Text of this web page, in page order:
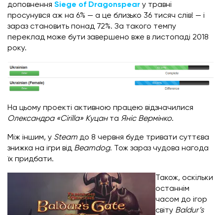
доповнення Siege of Dragonspear у травні
просунувся аж на 6% — а це близько 36 тисяч слів! — і
зараз становить понад 72%. За такого темпу
переклад може бути завершено вже в листопаді 2018
року.
На цьому проекті активною працею відзначилися
Олександра «Cirilla» Куцан та Яніс Вермінко.
Між іншим, у Steam до 8 червня буде тривати суттєва
знижка на ігри від Beamdog. Тож зараз чудова нагода
їх придбати.
Також, оскільки
останнім
часом до ігор
світу Baldur’s